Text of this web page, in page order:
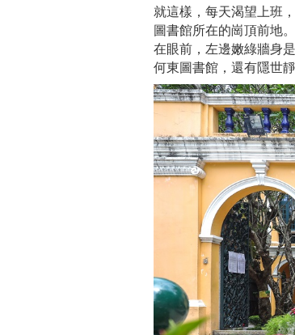
就這樣，每天渴望上班
圖書館所在的崗頂前地
在眼前，左邊嫩綠牆身
何東圖書館，還有隱世